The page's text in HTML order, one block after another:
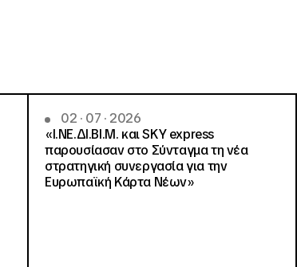
02 · 07 · 2026
«Ι.ΝΕ.ΔΙ.ΒΙ.Μ. και SKY express
παρουσίασαν στο Σύνταγμα τη νέα
στρατηγική συνεργασία για την
Ευρωπαϊκή Κάρτα Νέων»